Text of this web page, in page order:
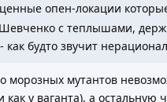
опен-локации
с теплышами,
будто звучит
морозных мутантов
у ваганта), а остальную